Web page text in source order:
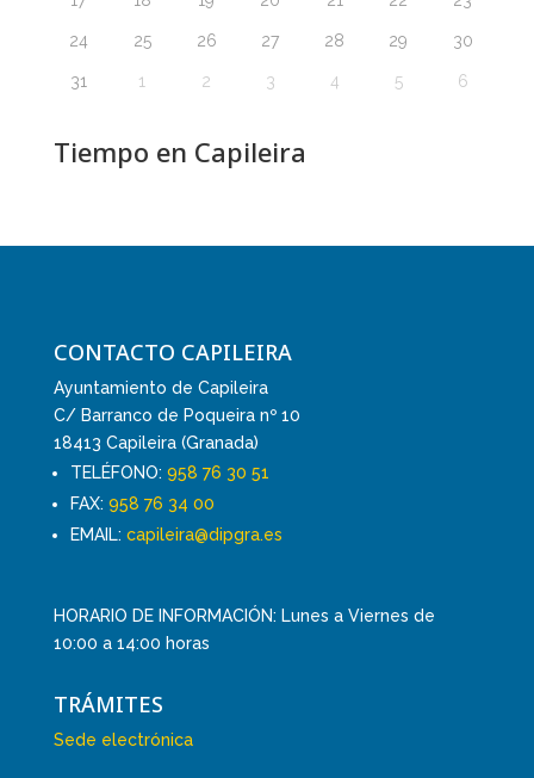
24 25 26 27 28 29 30
31 1 2 3 4 5 6
Tiempo en Capileira
CONTACTO CAPILEIRA
Ayuntamiento de Capileira
C/ Barranco de Poqueira nº 10
18413 Capileira (Granada)
TELÉFONO: 958 76 30 51
FAX: 958 76 34 00
EMAIL: capileira@dipgra.es
HORARIO DE INFORMACIÓN: Lunes a Viernes de
10:00 a 14:00 horas
TRÁMITES
Sede electrónica